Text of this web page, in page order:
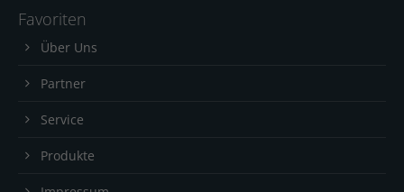
Favoriten
Über Uns
Partner
Service
Produkte